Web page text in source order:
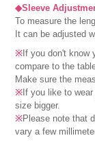
◆Sleeve
To measure the
It can be adjusted
※ If you don't know
compare to the
Make sure the
※ If you like to
size bigger.
※Please note that
vary a few